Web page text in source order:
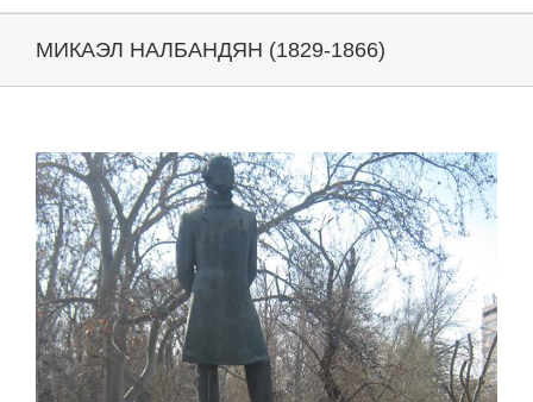
МИКАЭЛ НАЛБАНДЯН (1829-1866)
View
Larger
Image